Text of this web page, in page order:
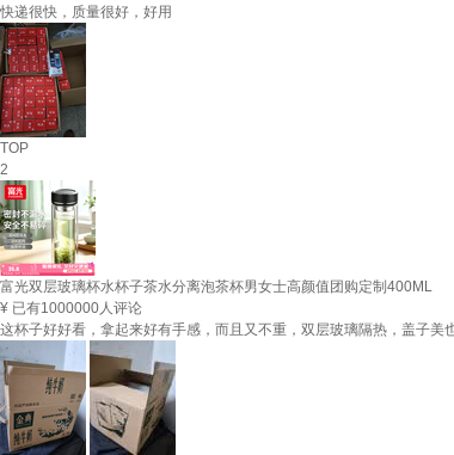
快递很快，质量很好，好用
TOP
2
富光双层玻璃杯水杯子茶水分离泡茶杯男女士高颜值团购定制400ML
¥ 已有1000000人评论
这杯子好好看，拿起来好有手感，而且又不重，双层玻璃隔热，盖子